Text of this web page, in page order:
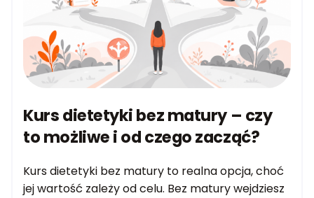
Kurs dietetyki bez matury – czy
to możliwe i od czego zacząć?
Kurs dietetyki bez matury to realna opcja, choć
jej wartość zależy od celu. Bez matury wejdziesz